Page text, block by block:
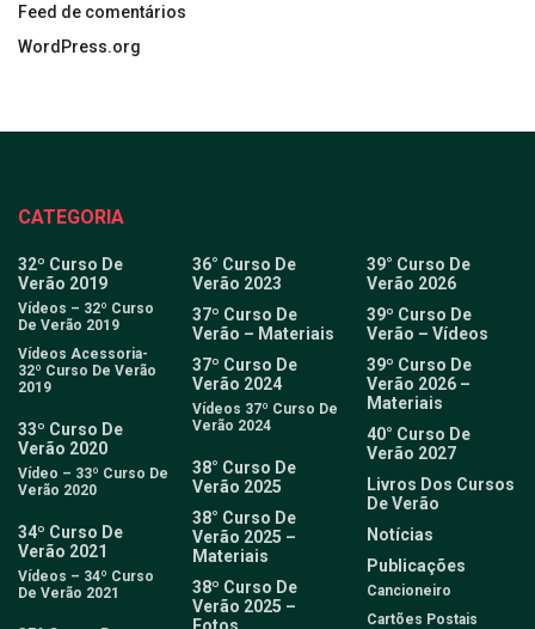
Feed de comentários
WordPress.org
CATEGORIA
32º Curso De
Verão 2019
Vídeos – 32º Curso
De Verão 2019
Vídeos Acessoria-
32º Curso De Verão
2019
33º Curso De
Verão 2020
Vídeo – 33º Curso De
Verão 2020
34º Curso De
Verão 2021
Vídeos – 34º Curso
De Verão 2021
36° Curso De
Verão 2023
37º Curso De
Verão – Materiais
37º Curso De
Verão 2024
Vídeos 37º Curso De
Verão 2024
38° Curso De
Verão 2025
38° Curso De
Verão 2025 –
Materiais
38º Curso De
Verão 2025 –
Fotos
39° Curso De
Verão 2026
39º Curso De
Verão – Vídeos
39º Curso De
Verão 2026 –
Materiais
40° Curso De
Verão 2027
Livros Dos Cursos
De Verão
Notícias
Publicações
Cancioneiro
Cartões Postais